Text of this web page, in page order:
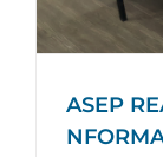
ASEP